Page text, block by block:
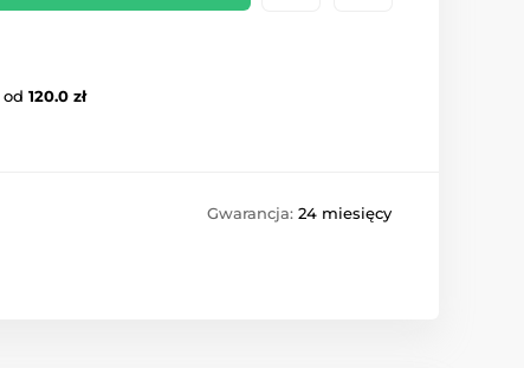
od 120.0 zł
Gwarancja: 24 miesięcy